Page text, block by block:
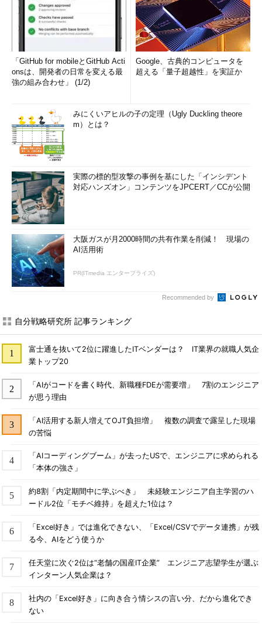
「GitHub for mobileとGitHub Acti
onsは、開発者の日常を変える最
強の組み合わせ」 (1/2)
Google、古典的コンピュータを
超える「量子超越性」を実証か
みにくいアヒルの子の定理（Ugly Duckling theore
m）とは？
実際の標的型攻撃の事例を基にした「インシデント
対応ハンズオン」コンテンツをJPCERT／CCが公開
大阪ガスが月2000時間の共有作業を削減！ 現場の
AI活用術
PR(ITmedia エンタープライズ)
Recommended by
自分戦略研究所 記事ランキング
富士通を抜いて2位に躍進したITベンダーは？ IT業界の就職人気企
業トップ20
「AIがコードを書く時代、新職種FDEが需要増」 7割のエンジニア
が思う理由
「AI活用する新人増えてOJT負担増」 複数の調査で露呈した現場
の苦悩
「AIコーディングブーム」が去ったUSで、エンジニアに求められる
「本体の強さ」
約8割「内定期間中に学ぶべき」 未経験エンジニア自主学習のハ
ードル2位「モチベ維持」を超えた1位は？
「Excel好き」では進化できない、「Excel/CSVでデータ連携」が残
る今、AIをどう使うか
任天堂に次ぐ2位は“老舗の国産IT企業” エンジニア志望学生が選ぶ
インターン人気企業は？
社内の「Excel好き」に向き合う情シスの言い分、だから進化でき
ない